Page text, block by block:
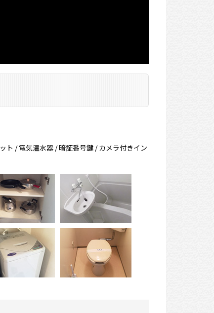
ト / 電気温水器 / 暗証番号鍵 / カメラ付きイン